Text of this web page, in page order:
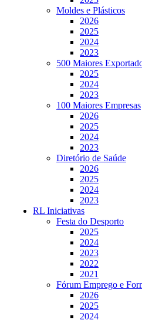
Moldes e Plásticos
2026
2025
2024
2023
500 Maiores
2025
2024
2023
100 Maiores Empresas
2026
2025
2024
2023
Diretório de Saúde
2026
2025
2024
2023
RL Iniciativas
Festa do Desporto
2025
2024
2023
2022
2021
Fórum Emprego e
2026
2025
2024